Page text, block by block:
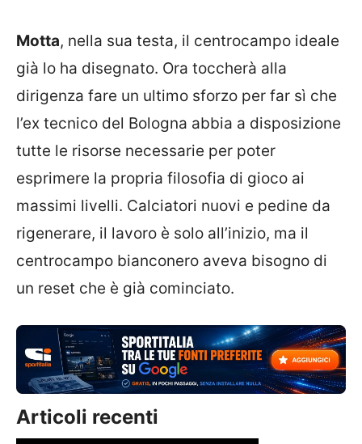
Motta, nella sua testa, il centrocampo ideale
già lo ha disegnato. Ora toccherà alla
dirigenza fare un ultimo sforzo per far sì che
l’ex tecnico del Bologna abbia a disposizione
tutte le risorse necessarie per poter
esprimere la propria filosofia di gioco ai
massimi livelli. Calciatori nuovi e pedine da
rigenerare, il lavoro è solo all’inizio, ma il
centrocampo bianconero aveva bisogno di
un reset che è già cominciato.
Articoli recenti